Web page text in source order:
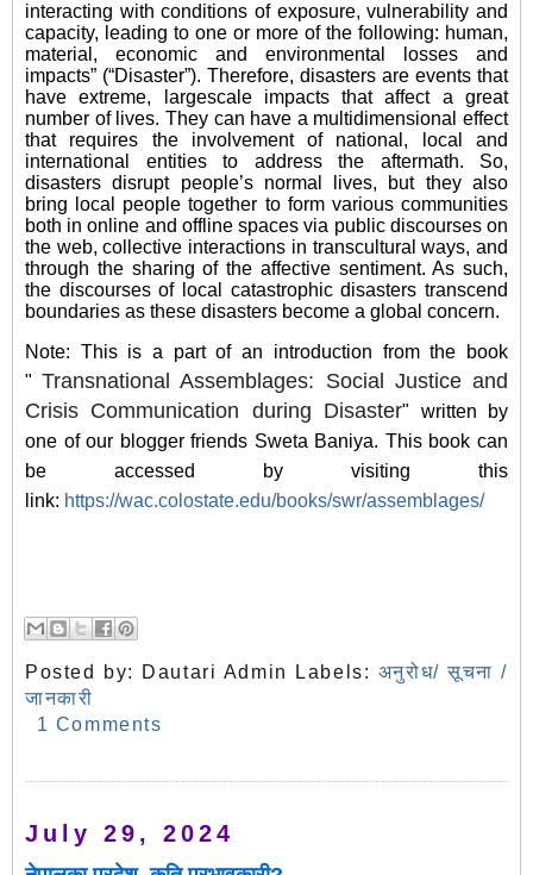
interacting with conditions of exposure, vulnerability and
capacity, leading to one or more of the following: human,
material, economic and environmental losses and
impacts” (“Disaster”). Therefore, disasters are events that
have extreme, largescale impacts that affect a great
number of lives. They can have a multidimensional effect
that requires the involvement of national, local and
international entities to address the aftermath. So,
disasters disrupt people’s normal lives, but they also
bring local people together to form various communities
both in online and offline spaces via public discourses on
the web, collective interactions in transcultural ways, and
through the sharing of the affective sentiment. As such,
the discourses of local catastrophic disasters transcend
boundaries as these disasters become a global concern.
Note: This is a part of an introduction from the book
"Transnational Assemblages: Social Justice and
Crisis Communication during Disaster" written by
one of our blogger friends Sweta Baniya. This book can
be accessed by visiting this
link: https://wac.colostate.edu/books/swr/assemblages/
Posted by: Dautari Admin Labels: अनुरोध/ सूचना /
जानकारी
1 Comments
July 29, 2024